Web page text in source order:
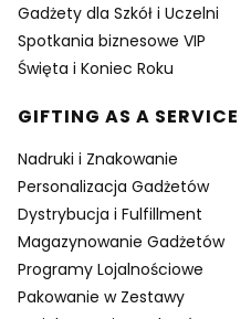
Gadżety dla Szkół i Uczelni
Spotkania biznesowe VIP
Święta i Koniec Roku
GIFTING AS A SERVICE
Nadruki i Znakowanie
Personalizacja Gadżetów
Dystrybucja i Fulfillment
Magazynowanie Gadżetów
Programy Lojalnościowe
Pakowanie w Zestawy